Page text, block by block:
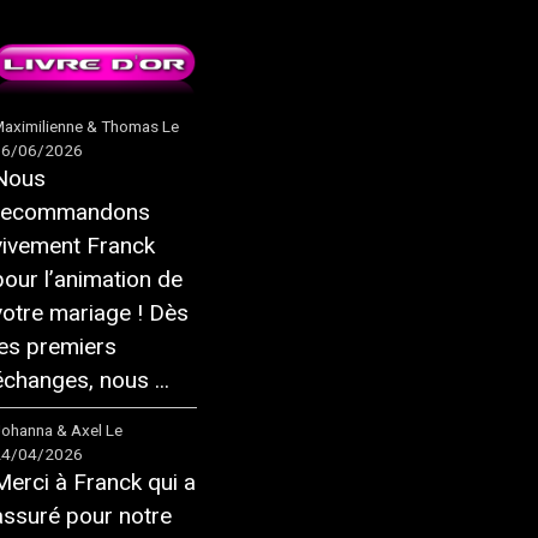
& Thomas Le
06/2026
Franck
l’animation de
mariage ! Dès
premiers
nous ...
& Axel Le
04/2026
à Franck qui a
pour notre